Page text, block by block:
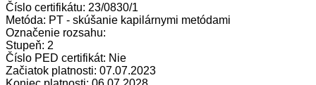
Číslo certifikátu: 23/0830/1
Metóda: PT - skúšanie kapilárnymi metódami
Označenie rozsahu:
Stupeň: 2
Číslo PED certifikát: Nie
Začiatok platnosti: 07.07.2023